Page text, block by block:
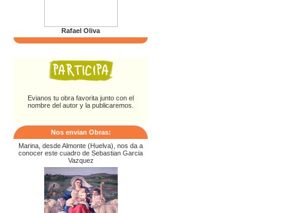
Rafael Oliva
Evianos tu obra favorita junto con el
nombre del autor y la publicaremos.
Nos envian Obras:
Marina, desde Almonte (Huelva), nos da a
conocer este cuadro de Sebastian Garcia
Vazquez